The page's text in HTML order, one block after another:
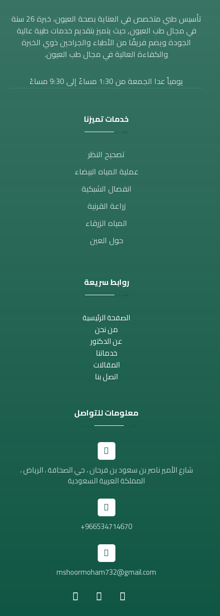
تأسيس طبي متخصص في العناية بصحة العيون، خبرة 26 سنة
في مجال طب العيون, حيث يتميز بتقديم خدمات طبية عالية
الجودة ويضم فريقًا من الأطباء والجراحين ذوي الخبرة
والكفاءة العالية في مجال طب العيون.
يومياً عدا الجمعة من 1:30 مساءََ إلى 9:30 مساءً
خدمات تميزنا
تصحيح النظر​
عملية المياه البيضاء
انفصال الشبكية
زراعة القرنية
المياه الزرقاء
حول العين
روابط سريعة
الصفحة الرئيسية
من نحن
عن الدكتور
خدماتنا
المقالات
اتصل بنا
معلومات للتواصل
شارع الأمير ناصر بن سعود بن فرحان ، حي الصحافة ، الرياض ،
المملكة العربية السعودية
966534714670+
mshoormoham732@gmail.com